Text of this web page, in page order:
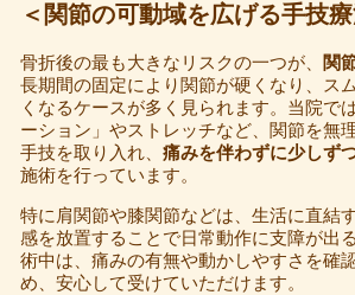
＜関節の可動域を広げる手技療
骨折後の最も大きなリスクの一つが、 関
長期間の固定により関節が硬くなり、ス
くなるケースが多く見られます。当院で
ーション」やストレッチなど、関節を無
手技を取り入れ、 痛みを伴わずに少しず
施術を行っています。
特に肩関節や膝関節などは、生活に直結
感を放置することで日常動作に支障が出
術中は、痛みの有無や動かしやすさを確
め、安心して受けていただけます。